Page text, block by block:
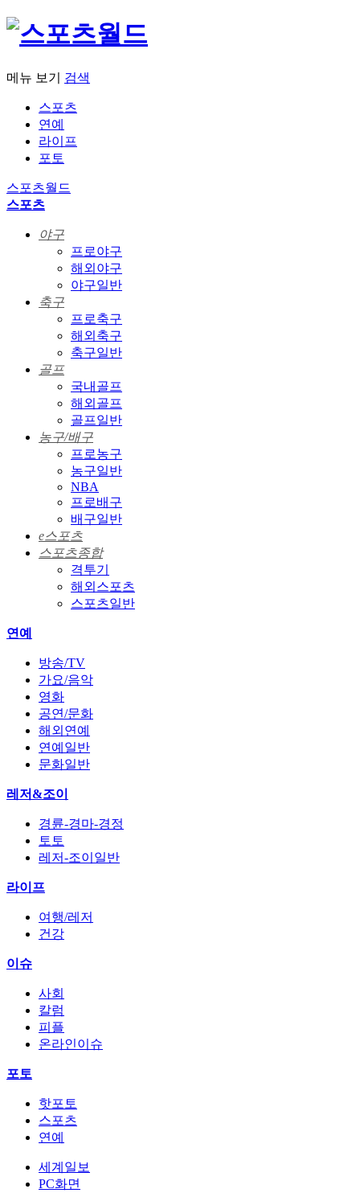
메뉴 보기 검색
스포츠
연예
라이프
포토
스포츠월드
스포츠
야구
프로야구
해외야구
야구일반
축구
프로축구
해외축구
축구일반
골프
국내골프
해외골프
골프일반
농구/배구
프로농구
농구일반
NBA
프로배구
배구일반
e스포츠
스포츠종합
격투기
해외스포츠
스포츠일반
연예
방송/TV
가요/음악
영화
공연/문화
해외연예
연예일반
문화일반
레저&조이
경륜-경마-경정
토토
레저-조이일반
라이프
여행/레저
건강
이슈
사회
칼럼
피플
온라인이슈
포토
핫포토
스포츠
연예
세계일보
PC화면